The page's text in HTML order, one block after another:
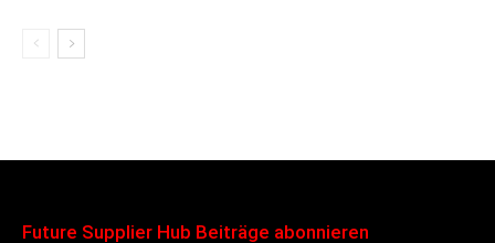
Future Supplier Hub Beiträge abonnieren